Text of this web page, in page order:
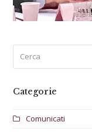
Categorie
Comunicati